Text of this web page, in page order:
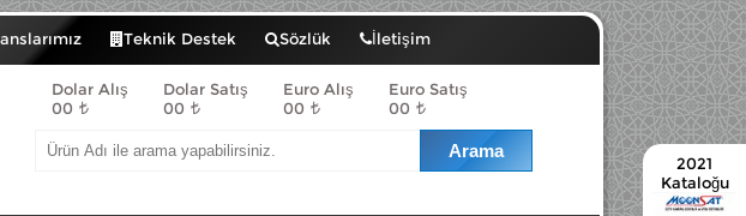
Teknik Destek Sözlük İletişim
Dolar Alış
00
Dolar Satış
00
Euro Alış
00
Euro Satış
00
2021
Kataloğu